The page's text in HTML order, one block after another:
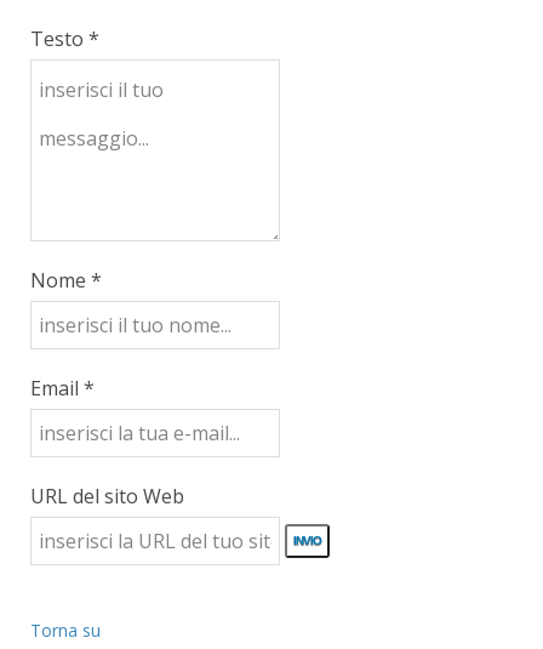
Testo *
Nome *
Email *
URL del sito Web
Torna su